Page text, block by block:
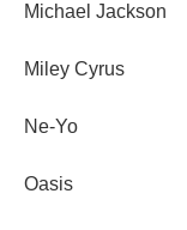
Michael Jackson
Miley Cyrus
Ne-Yo
Oasis